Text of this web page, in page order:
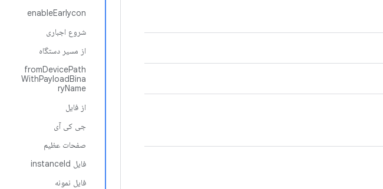
enableEarlycon
شروع اجباری
از مسیر دستگاه
fromDevicePath
WithPayloadBina
ryName
از فایل
جی کی آی
صفحات عظیم
فایل instanceId
فایل نمونه